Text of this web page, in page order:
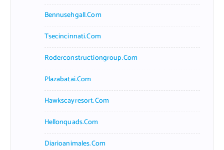
Bennusehgall.com
Tsecincinnati.com
Roderconstructiongroup.com
Plazabatai.com
Hawkscayresort.com
Hellonquads.com
Diarioanimales.com